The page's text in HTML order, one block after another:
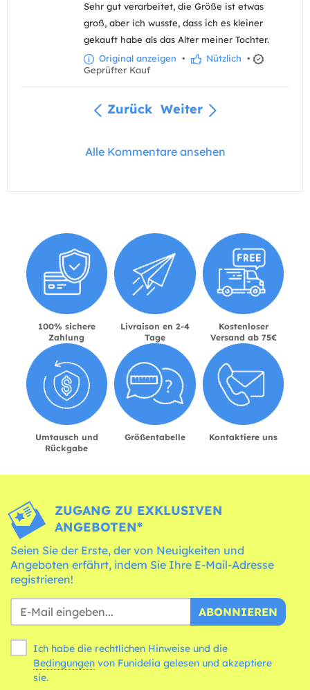
Sehr gut verarbeitet, die Größe ist etwas
groß, aber ich wusste, dass ich es kleiner
gekauft habe als das Alter meiner Tochter.
Original anzeigen • Nützlich •
Geprüfter Kauf
Zurück Weiter
Alle Kommentare ansehen
100% sichere
Zahlung
Livraison en 2-4
Tage
Kostenloser
Versand ab 75€
Umtausch und
Rückgabe
Größentabelle Kontaktiere uns
ZUGANG ZU EXKLUSIVEN
ANGEBOTEN*
Seien Sie der Erste, der von Neuigkeiten und
Angeboten erfährt, indem Sie Ihre E-Mail-Adresse
registrieren!
ABONNIEREN
Ich habe die rechtlichen Hinweise und die
Bedingungen
sie.